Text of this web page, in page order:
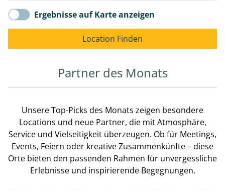
Ergebnisse auf Karte anzeigen
Partner des Monats
Unsere Top-Picks des Monats zeigen besondere
Locations und neue Partner, die mit Atmosphäre,
Service und Vielseitigkeit überzeugen. Ob für Meetings,
Events, Feiern oder kreative Zusammenkünfte – diese
Orte bieten den passenden Rahmen für unvergessliche
Erlebnisse und inspirierende Begegnungen.